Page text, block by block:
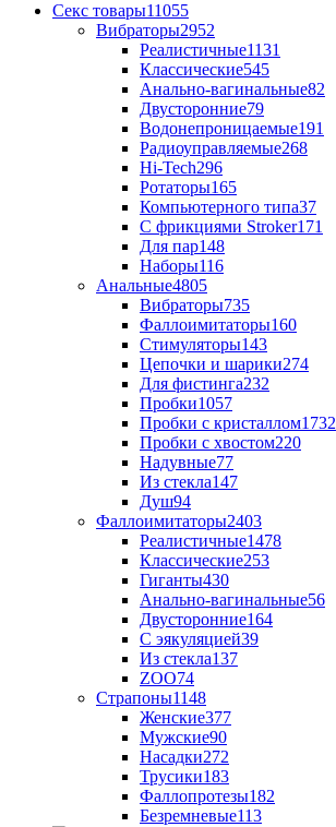
Секс товары11055
Вибраторы2952
Реалистичные1131
Классические545
Анально-вагинальные82
Двусторонние79
Водонепроницаемые191
Радиоуправляемые268
Hi-Tech296
Ротаторы165
Компьютерного типа37
С фрикциями Stroker171
Для пар148
Наборы116
Анальные4805
Вибраторы735
Фаллоимитаторы160
Стимуляторы143
Цепочки и шарики274
Для фистинга232
Пробки1057
Пробки с кристаллом1732
Пробки с хвостом220
Надувные77
Из стекла147
Душ94
Фаллоимитаторы2403
Реалистичные1478
Классические253
Гиганты430
Анально-вагинальные56
Двусторонние164
С эякуляцией39
Из стекла137
ZOO74
Страпоны1148
Женские377
Мужские90
Насадки272
Трусики183
Фаллопротезы182
Безремневые113